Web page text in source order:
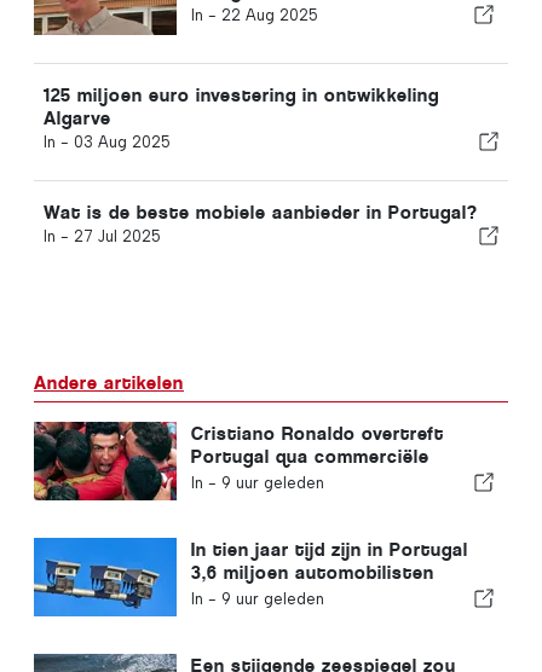
In - 22 Aug 2025
125 miljoen euro investering in ontwikkeling
Algarve
In - 03 Aug 2025
Wat is de beste mobiele aanbieder in Portugal?
In - 27 Jul 2025
Andere artikelen
Cristiano Ronaldo overtreft
Portugal qua commerciële
waarde
In - 9 uur geleden
In tien jaar tijd zijn in Portugal
3,6 miljoen automobilisten
betrapt op te hard rijden
In - 9 uur geleden
Een stijgende zeespiegel zou